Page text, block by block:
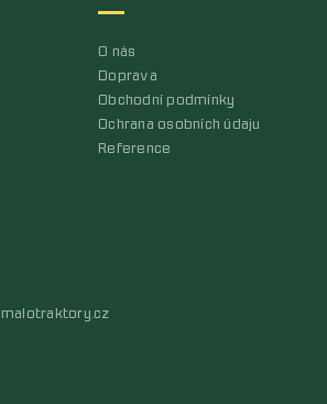
O nás
Doprava
Obchodní podmínky
Ochrana osobních údaju
Reference